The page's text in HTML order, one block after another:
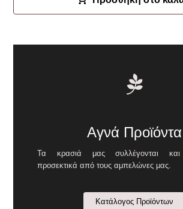
Αγνά Προϊόντα
Τα κρασιά μας συλλέγονται και
προσεκτικά από τους αμπελώνες μας.
Κατάλογος Προϊόντων